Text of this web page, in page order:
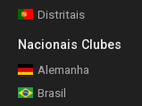
Distritais
Nacionais Clubes
Alemanha
Brasil